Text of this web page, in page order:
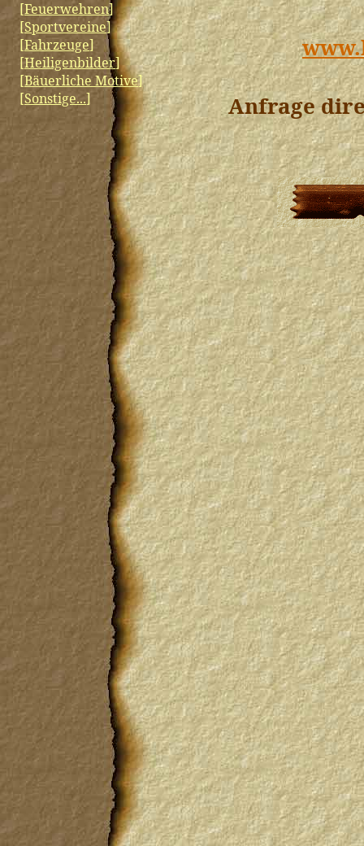
[Feuerwehren]
[Sportvereine]
[Fahrzeuge]
[Heiligenbilder]
[Bäuerliche Motive]
[Sonstige...]
Anfrage